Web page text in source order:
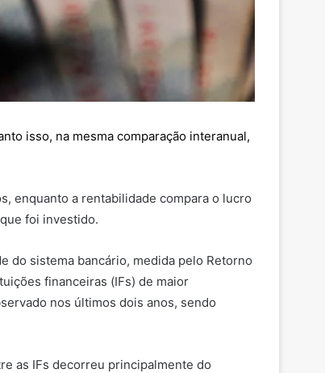
isso, na mesma comparação interanual,
enquanto a rentabilidade compara o lucro
foi investido.
do sistema bancário, medida pelo Retorno
financeiras (IFs) de maior
nos últimos dois anos, sendo
as IFs decorreu principalmente do